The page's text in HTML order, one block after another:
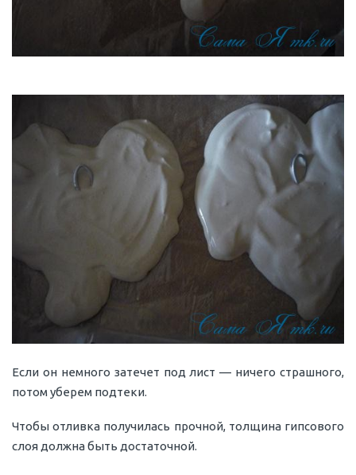
Если он немного затечет под лист — ничего страшного,
потом уберем подтеки.
Чтобы отливка получилась прочной, толщина гипсового
слоя должна быть достаточной.